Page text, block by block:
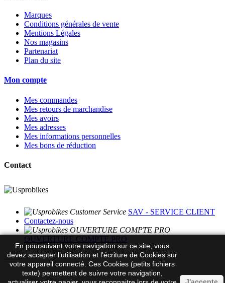
Marques
Conditions générales de vente
Mentions Légales
Nos magasins
Partenariat
Plan du site
Mon compte
Mes commandes
Mes retours de marchandise
Mes avoirs
Mes adresses
Mes informations personnelles
Mes bons de réduction
Contact
SAV - SERVICE CLIENT
Contactez-nous
OUVERTURE COMPTE PRO
scroll
En poursuivant votre navigation sur ce site, vous
devez accepter l’utilisation et l'écriture de Cookies sur
votre appareil connecté. Ces Cookies (petits fichiers
texte) permettent de suivre votre navigation,